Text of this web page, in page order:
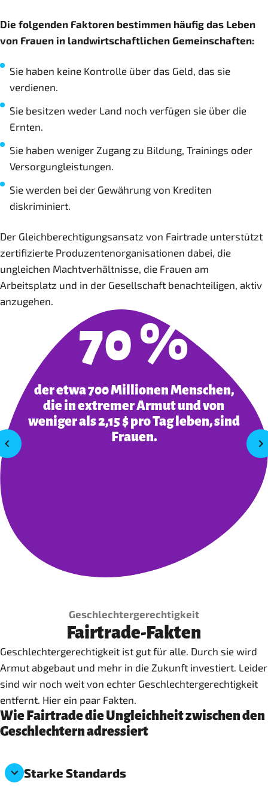
Die folgenden Faktoren bestimmen häufig das Leben
von Frauen in landwirtschaftlichen Gemeinschaften:
Sie haben keine Kontrolle über das Geld, das sie
verdienen.
Sie besitzen weder Land noch verfügen sie über die
Ernten.
Sie haben weniger Zugang zu Bildung, Trainings oder
Versorgungleistungen.
Sie werden bei der Gewährung von Krediten
diskriminiert.
Der Gleichberechtigungsansatz von Fairtrade unterstützt
zertifizierte Produzentenorganisationen dabei, die
ungleichen Machtverhältnisse, die Frauen am
Arbeitsplatz und in der Gesellschaft benachteiligen, aktiv
anzugehen.
70 %
der etwa 700 Millionen Menschen,
die in extremer Armut und von
weniger als 2,15 $ pro Tag leben, sind
Frauen.
Geschlechtergerechtigkeit
Fairtrade-Fakten
Geschlechtergerechtigkeit ist gut für alle. Durch sie wird
Armut abgebaut und mehr in die Zukunft investiert. Leider
sind wir noch weit von echter Geschlechtergerechtigkeit
entfernt. Hier ein paar Fakten.
Wie Fairtrade die Ungleichheit zwischen den
Geschlechtern adressiert
Starke Standards